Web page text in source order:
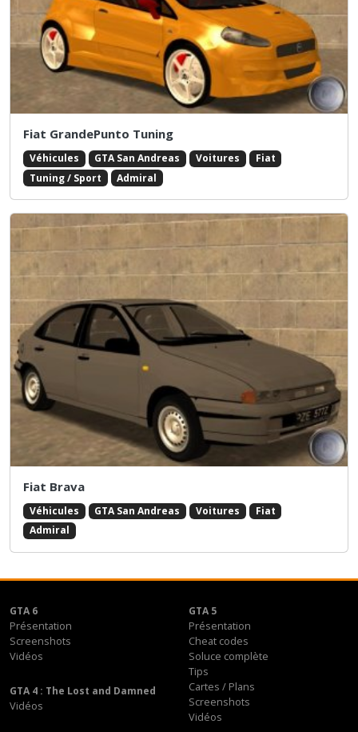
Fiat GrandePunto Tuning
Véhicules GTA San Andreas Voitures
Fiat
Tuning / Sport
Admiral
Fiat Brava
Véhicules GTA San Andreas Voitures
Fiat
Admiral
GTA 6
Présentation
Screenshots
Vidéos
GTA 5
Présentation
Cheat codes
Soluce complète
Tips
Cartes / Plans
Screenshots
Vidéos
GTA 4 : The Lost and Damned
Vidéos